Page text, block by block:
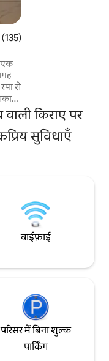
5 में से 4.95, 135 समीक्षाएँ
एक
से
या
किराए पर
सुविधाएँ
वाईफ़ाई
परिसर में बिना शुल्क
पार्किंग